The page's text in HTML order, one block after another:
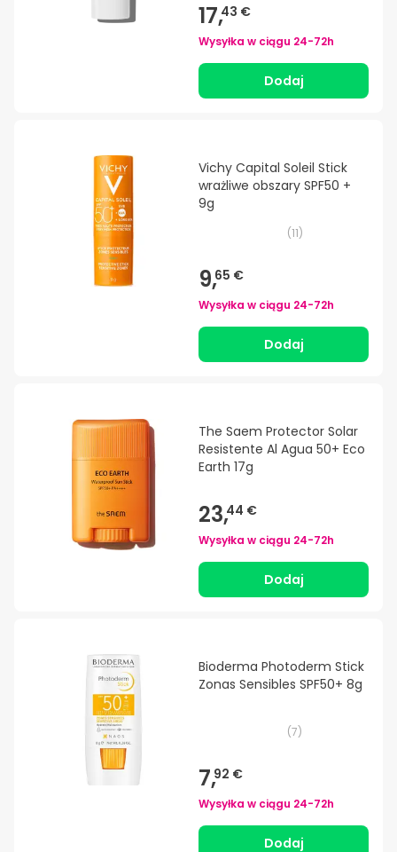
17,43 €
Wysyłka w ciągu 24-72h
Dodaj
Vichy Capital Soleil Stick
wrażliwe obszary SPF50 +
9g
(11)
9,65 €
Wysyłka w ciągu 24-72h
Dodaj
The Saem Protector Solar
Resistente Al Agua 50+ Eco
Earth 17g
23,44 €
Wysyłka w ciągu 24-72h
Dodaj
Bioderma Photoderm Stick
Zonas Sensibles SPF50+ 8g
(7)
7,92 €
Wysyłka w ciągu 24-72h
Dodaj